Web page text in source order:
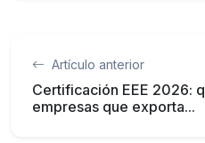
Artículo anterior
Certificación EEE 2026:
empresas que exporta...